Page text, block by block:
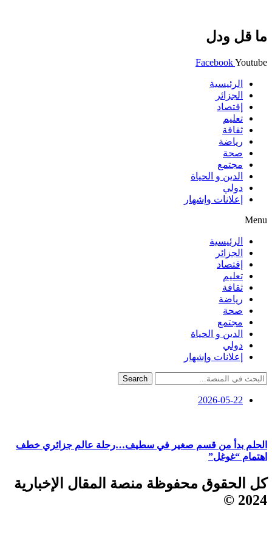
ما قل ودل
FacebookYoutube
الرئيسية
الجزائر
إقتصاد
تعليم
ثقافة
رياضة
صحة
مجتمع
الدين و الحياة
دولي
إعلانات وإشهار
Menu
الرئيسية
الجزائر
إقتصاد
تعليم
ثقافة
رياضة
صحة
مجتمع
الدين و الحياة
دولي
إعلانات وإشهار
Search
2026-05-22
الحلم بدأ من قسم صغير في سطيف…رحلة عالم جزائري خطف
اهتمام “غوغل”
كل الحقوق محفوظة منصة المقال الإخبارية
2024 ©